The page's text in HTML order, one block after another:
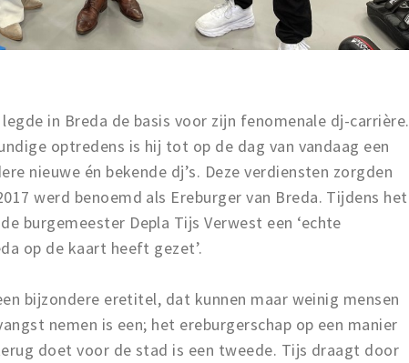
in Breda de basis voor zijn fenomenale dj-carrière.
optredens is hij tot op de dag van vandaag een
nieuwe én bekende dj’s. Deze verdiensten zorgden
werd benoemd als Ereburger van Breda. Tijdens het
burgemeester Depla Tijs Verwest een ‘echte
op de kaart heeft gezet’.
bijzondere eretitel, dat kunnen maar weinig mensen
nemen is een; het ereburgerschap op een manier
doet voor de stad is een tweede. Tijs draagt door